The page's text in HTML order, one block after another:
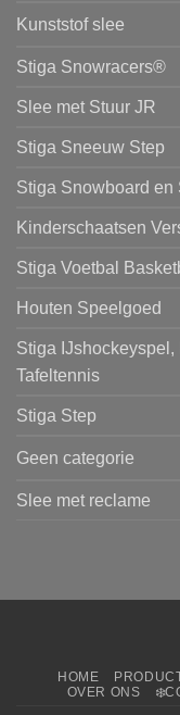
Kunststof slee
Stiga Snowracers®
Slee met Stuur JR
Stiga Sneeuw Step
Stiga Snowboard en
Kinderschaatsen
Stiga Voetbal
Houten Speelgoed
Stiga
Tafeltennis
Stiga Step
Geen categorie
Slee met reclame
HOME
OVER ONS